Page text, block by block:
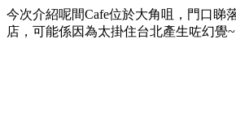
今次介紹呢間Cafe位於大角咀，門口睇
店，可能係因為太掛住台北產生咗幻覺~